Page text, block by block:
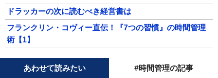
ドラッカーの次に読むべき経営書は
フランクリン・コヴィー直伝！『7つの習慣』の時間管理
術【1】
あわせて読みたい #時間管理の記事